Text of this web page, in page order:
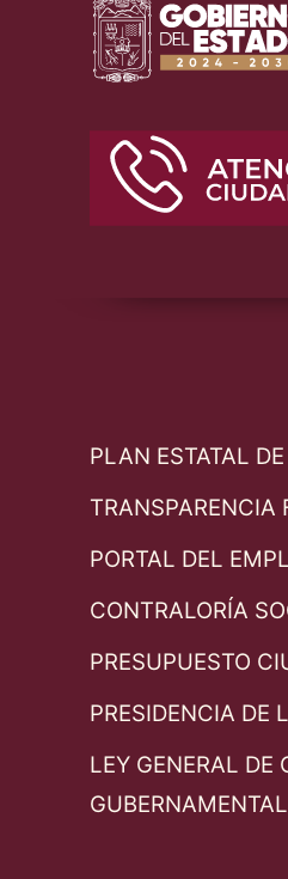
PLAN ESTATAL
TRANSPARENCIA
PORTAL DEL
CONTRALORÍA
PRESUPUESTO
PRESIDENCIA DE
LEY GENERAL DE
GUBERNAMENTAL